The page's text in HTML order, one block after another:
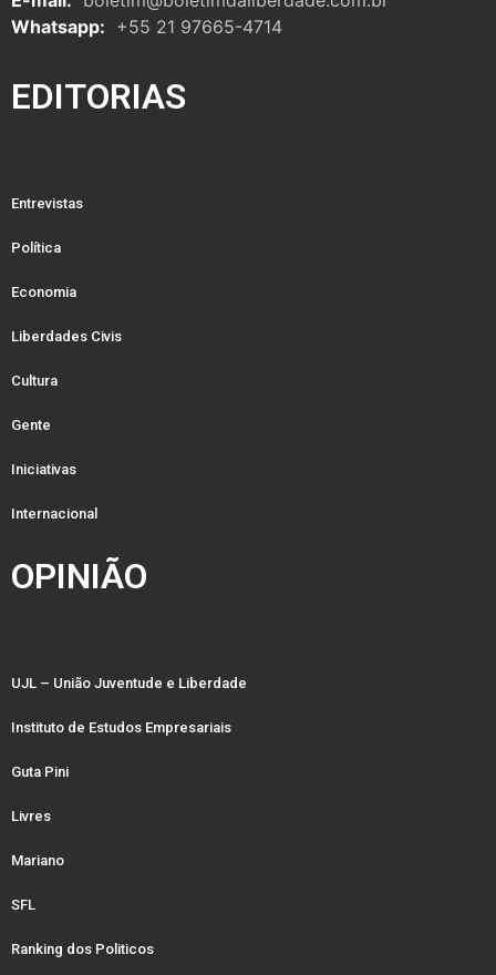
Whatsapp: +55 21 97665-4714
EDITORIAS
Entrevistas
Política
Economia
Liberdades Civis
Cultura
Gente
Iniciativas
Internacional
OPINIÃO
UJL – União Juventude e Liberdade
Instituto de Estudos Empresariais
Guta Pini
Livres
Mariano
SFL
Ranking dos Politicos